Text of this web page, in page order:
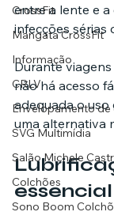
CrossFit
Mangata CrossFit
Informação
CRLV
Envelopamento de
SVG Multimídia
Salão Michele
Colchões
Sono Boom
entre a lente e
infecções sérias
Durante
não há acesso
adequada o
uma alternativa
essencial